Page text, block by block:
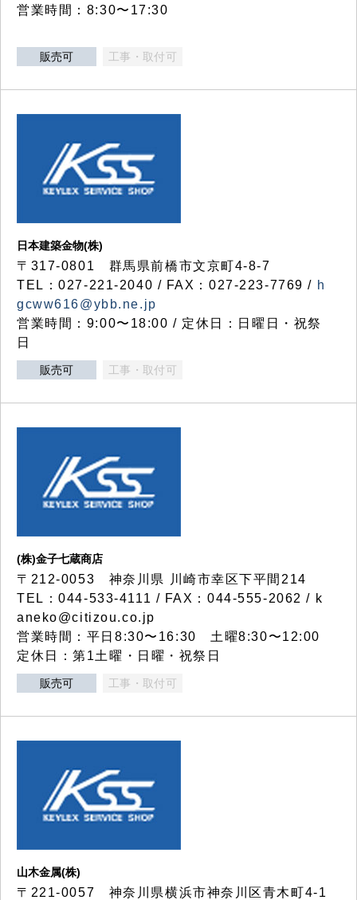
営業時間：8:30〜17:30
販売可 工事・取付可
日本建築金物(株)
〒317‐0801 群馬県前橋市文京町4-8-7
TEL：027-221-2040 / FAX：027-223-7769 / h
gcww616@ybb.ne.jp
営業時間：9:00〜18:00 / 定休日：日曜日・祝祭
日
販売可 工事・取付可
(株)金子七蔵商店
〒212-0053 神奈川県 川崎市幸区下平間214
TEL：044-533-4111 / FAX：044-555-2062 / k
aneko@citizou.co.jp
営業時間：平日8:30〜16:30 土曜8:30〜12:00
定休日：第1土曜・日曜・祝祭日
販売可 工事・取付可
山木金属(株)
〒221-0057 神奈川県横浜市神奈川区青木町4-1